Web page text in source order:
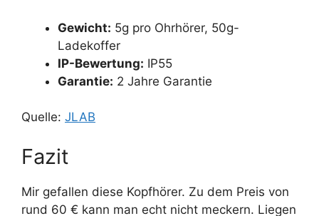
Gewicht: 5g pro Ohrhörer, 50g-
Ladekoffer
IP-Bewertung: IP55
Garantie: 2 Jahre Garantie
Quelle: JLAB
Fazit
Mir gefallen diese Kopfhörer. Zu dem Preis von
rund 60 € kann man echt nicht meckern. Liegen